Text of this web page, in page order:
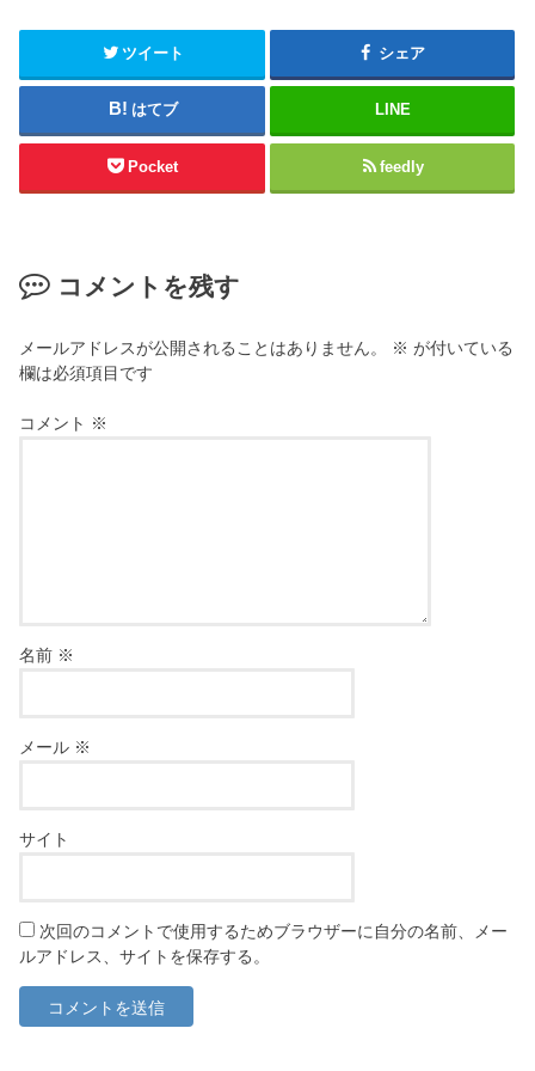
ツイート シェア
はてブ LINE
Pocket feedly
コメントを残す
メールアドレスが公開されることはありません。 ※ が付いている
欄は必須項目です
コメント ※
名前 ※
メール ※
サイト
次回のコメントで使用するためブラウザーに自分の名前、メー
ルアドレス、サイトを保存する。